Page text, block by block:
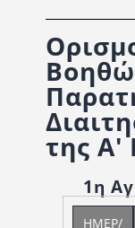
της Α'
1η
ΗΜΕΡ/